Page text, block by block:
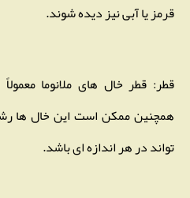
قرمز یا آبی نیز دیده شوند.
همچنین ممکن است این خال ها
‌تواند در هر اندازه ای باشد.